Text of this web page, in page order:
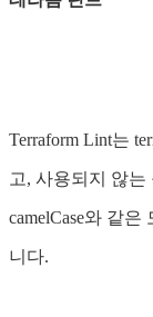
Terraform Lint는
고, 사용되지 않는
camelCase와 같
니다.